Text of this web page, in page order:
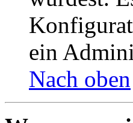
ein
Nach oben